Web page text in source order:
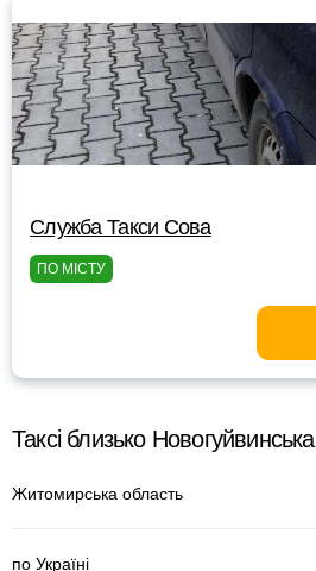
Служба Такси Сова
ПО МІСТУ
Таксі близько Новогуйвинська
Житомирська область
по Україні